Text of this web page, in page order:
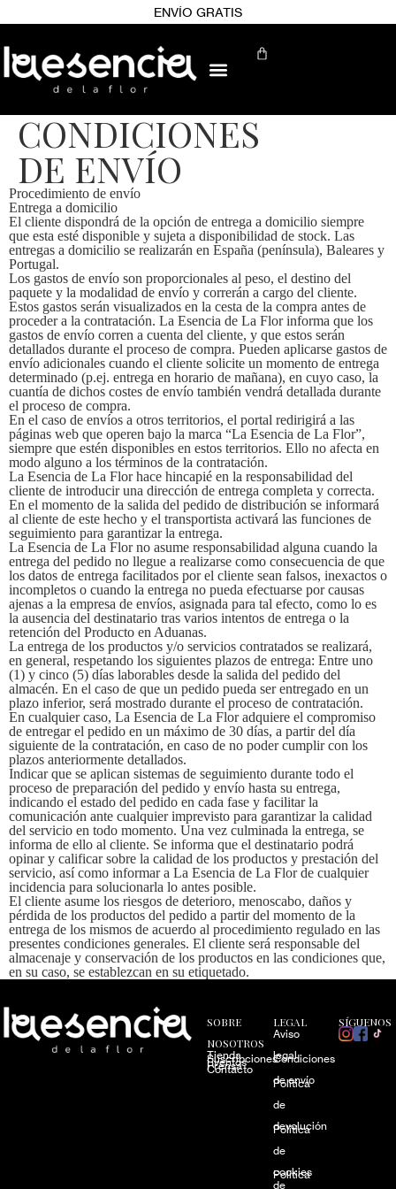
ENVÍO GRATIS
CONDICIONES
DE ENVÍO
Procedimiento de envío
Entrega a domicilio
El cliente dispondrá de la opción de entrega a domicilio siempre
que esta esté disponible y sujeta a disponibilidad de stock. Las
entregas a domicilio se realizarán en España (península), Baleares y
Portugal.
Los gastos de envío son proporcionales al peso, el destino del
paquete y la modalidad de envío y correrán a cargo del cliente.
Estos gastos serán visualizados en la cesta de la compra antes de
proceder a la contratación. La Esencia de La Flor informa que los
gastos de envío corren a cuenta del cliente, y que estos serán
detallados durante el proceso de compra. Pueden aplicarse gastos de
envío adicionales cuando el cliente solicite un momento de entrega
determinado (p.ej. entrega en horario de mañana), en cuyo caso, la
cuantía de dichos costes de envío también vendrá detallada durante
el proceso de compra.
En el caso de envíos a otros territorios, el portal redirigirá a las
páginas web que operen bajo la marca “La Esencia de La Flor”,
siempre que estén disponibles en estos territorios. Ello no afecta en
modo alguno a los términos de la contratación.
La Esencia de La Flor hace hincapié en la responsabilidad del
cliente de introducir una dirección de entrega completa y correcta.
En el momento de la salida del pedido de distribución se informará
al cliente de este hecho y el transportista activará las funciones de
seguimiento para garantizar la entrega.
La Esencia de La Flor no asume responsabilidad alguna cuando la
entrega del pedido no llegue a realizarse como consecuencia de que
los datos de entrega facilitados por el cliente sean falsos, inexactos o
incompletos o cuando la entrega no pueda efectuarse por causas
ajenas a la empresa de envíos, asignada para tal efecto, como lo es
la ausencia del destinatario tras varios intentos de entrega o la
retención del Producto en Aduanas.
La entrega de los productos y/o servicios contratados se realizará,
en general, respetando los siguientes plazos de entrega: Entre uno
(1) y cinco (5) días laborables desde la salida del pedido del
almacén. En el caso de que un pedido pueda ser entregado en un
plazo inferior, será mostrado durante el proceso de contratación.
En cualquier caso, La Esencia de La Flor adquiere el compromiso
de entregar el pedido en un máximo de 30 días, a partir del día
siguiente de la contratación, en caso de no poder cumplir con los
plazos anteriormente detallados.
Indicar que se aplican sistemas de seguimiento durante todo el
proceso de preparación del pedido y envío hasta su entrega,
indicando el estado del pedido en cada fase y facilitar la
comunicación ante cualquier imprevisto para garantizar la calidad
del servicio en todo momento. Una vez culminada la entrega, se
informa de ello al cliente. Se informa que el destinatario podrá
opinar y calificar sobre la calidad de los productos y prestación del
servicio, así como informar a La Esencia de La Flor de cualquier
incidencia para solucionarla lo antes posible.
El cliente asume los riesgos de deterioro, menoscabo, daños y
pérdida de los productos del pedido a partir del momento de la
entrega de los mismos de acuerdo al procedimiento regulado en las
presentes condiciones generales. El cliente será responsable del
almacenaje y conservación de los productos en las condiciones que,
en su caso, se establezcan en su etiquetado.
SOBRE
NOSOTROS
Tienda
Suscripciones
Eventos
Prensa
Contacto
LEGAL
Aviso
legal
Condiciones
de envío
Política
de
devolución
Política
de
cookies
Política
de
SÍGUENOS